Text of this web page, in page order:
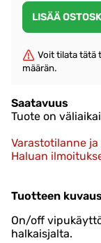
Voit tilata tätä
määrän.
Saatavuus
Tuote on
Varastotilanne
Haluan
Tuotteen
On/off
halkaisjalta.